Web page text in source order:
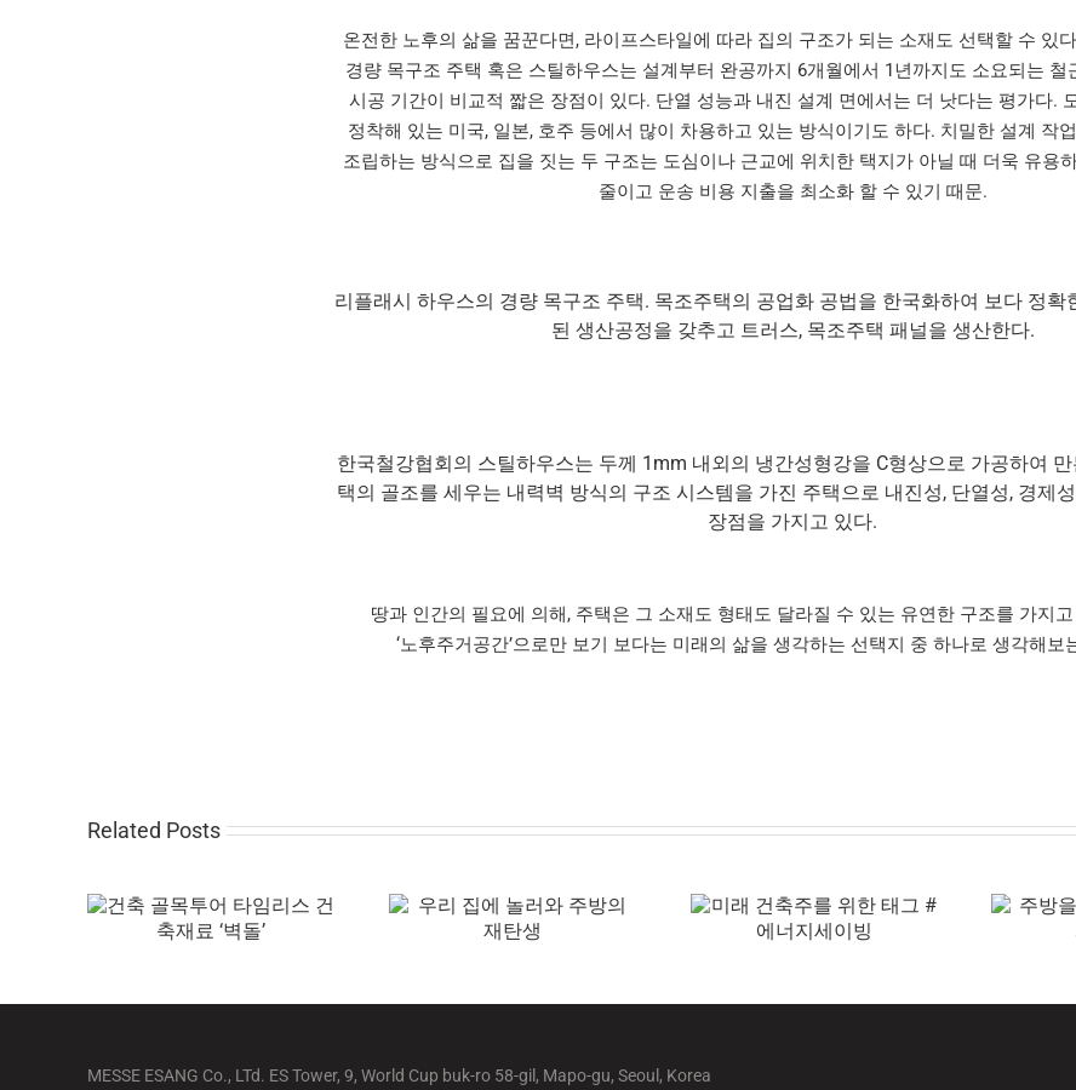
온전한 노후의 삶을 꿈꾼다면, 라이프스타일에 따라 집의 구조가 되는 소재도 선택할 수 있
경량 목구조 주택 혹은 스틸하우스는 설계부터 완공까지 6개월에서 1년까지도 소요되는 철
시공 기간이 비교적 짧은 장점이 있다. 단열 성능과 내진 설계 면에서는 더 낫다는 평가다.
정착해 있는 미국, 일본, 호주 등에서 많이 차용하고 있는 방식이기도 하다. 치밀한 설계 작
조립하는 방식으로 집을 짓는 두 구조는 도심이나 근교에 위치한 택지가 아닐 때 더욱 유용
줄이고 운송 비용 지출을 최소화 할 수 있기 때문.
리플래시 하우스의 경량 목구조 주택. 목조주택의 공업화 공법을 한국화하여 보다 정확
된 생산공정을 갖추고 트러스, 목조주택 패널을 생산한다.
한국철강협회의 스틸하우스는 두께 1mm 내외의 냉간성형강을 C형상으로 가공하여
택의 골조를 세우는 내력벽 방식의 구조 시스템을 가진 주택으로 내진성, 단열성, 경제
장점을 가지고 있다.
땅과 인간의 필요에 의해, 주택은 그 소재도 형태도 달라질 수 있는 유연한 구조를 가지
‘노후주거공간’으로만 보기 보다는 미래의 삶을 생각하는 선택지 중 하나로 생각해보
Related Posts
MESSE ESANG Co., LTd. ES Tower, 9, World Cup buk-ro 58-gil, Mapo-gu, Seoul, Korea